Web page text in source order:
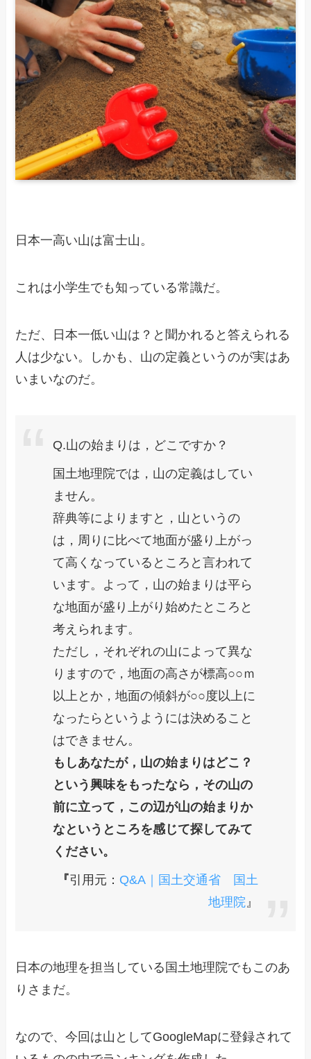
日本一高い山は富士山。
これは小学生でも知っている常識だ。
ただ、日本一低い山は？と聞かれると答えられる
人は少ない。しかも、山の定義というのが実はあ
いまいなのだ。
Q.山の始まりは，どこですか？
国土地理院では，山の定義はしてい
ません。
辞典等によりますと，山というの
は，周りに比べて地面が盛り上がっ
て高くなっているところと言われて
います。よって，山の始まりは平ら
な地面が盛り上がり始めたところと
考えられます。
ただし，それぞれの山によって異な
りますので，地面の高さが標高○○ｍ
以上とか，地面の傾斜が○○度以上に
なったらというようには決めること
はできません。
もしあなたが，山の始まりはどこ？
という興味をもったなら，その山の
前に立って，この辺が山の始まりか
なというところを感じて探してみて
ください。
『引用元： Q&A｜国土交通省 国土
地理院』
日本の地理を担当している国土地理院でもこのあ
りさまだ。
なので、今回は山としてGoogleMapに登録されて